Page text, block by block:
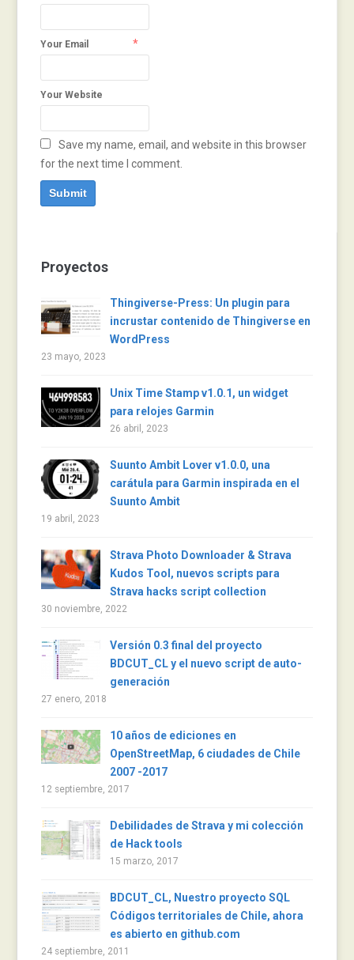
Your Email *
Your Website
Save my name, email, and website in this browser
for the next time I comment.
Proyectos
Thingiverse-Press: Un plugin para
incrustar contenido de Thingiverse en
WordPress
23 mayo, 2023
Unix Time Stamp v1.0.1, un widget
para relojes Garmin
26 abril, 2023
Suunto Ambit Lover v1.0.0, una
carátula para Garmin inspirada en el
Suunto Ambit
19 abril, 2023
Strava Photo Downloader & Strava
Kudos Tool, nuevos scripts para
Strava hacks script collection
30 noviembre, 2022
Versión 0.3 final del proyecto
BDCUT_CL y el nuevo script de auto-
generación
27 enero, 2018
10 años de ediciones en
OpenStreetMap, 6 ciudades de Chile
2007 -2017
12 septiembre, 2017
Debilidades de Strava y mi colección
de Hack tools
15 marzo, 2017
BDCUT_CL, Nuestro proyecto SQL
Códigos territoriales de Chile, ahora
es abierto en github.com
24 septiembre, 2011